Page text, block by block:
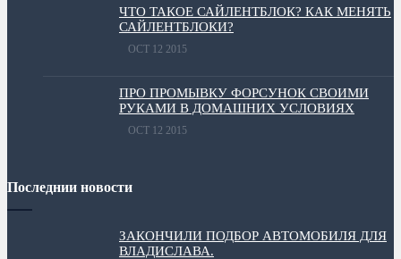
ЧТО ТАКОЕ САЙЛЕНТБЛОК? КАК МЕНЯТЬ
САЙЛЕНТБЛОКИ?
OCT 12 2015
ПРО ПРОМЫВКУ ФОРСУНОК СВОИМИ
РУКАМИ В ДОМАШНИХ УСЛОВИЯХ
OCT 12 2015
Последнии новости
ЗАКОНЧИЛИ ПОДБОР АВТОМОБИЛЯ ДЛЯ
ВЛАДИСЛАВА.